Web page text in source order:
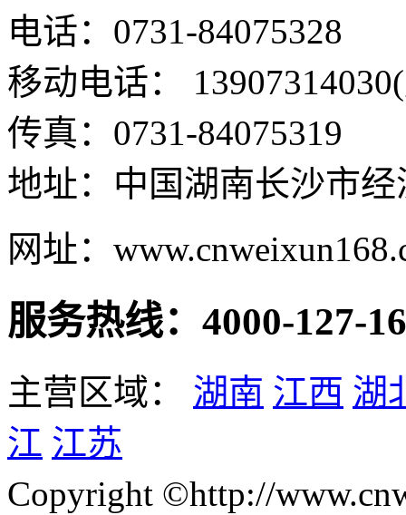
电话：0731-84075328
移动电话：
传真：0731-84075319
地址：中国湖南长沙市
网址：
服务热线：4000-127-
主营区域： 湖南 江西 湖
江 江苏
Copyright ©http://